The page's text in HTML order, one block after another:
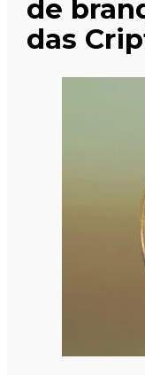
de
das